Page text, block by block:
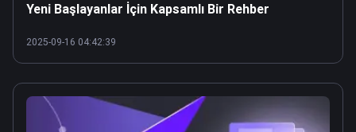
Yeni Başlayanlar İçin Kapsamlı Bir Rehber
2025-09-16 04:42:39